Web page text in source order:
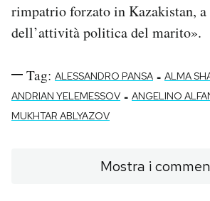
rimpatrio forzato in Kazakistan, a
dell’attività politica del marito».
Tag: ALESSANDRO PANSA - ALMA
ANDRIAN YELEMESSOV - ANGELINO
MUKHTAR ABLYAZOV
Mostra i